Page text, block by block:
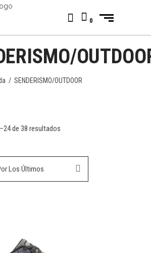
0
/ SENDERISMO/OUTDOOR
de 38 resultados
Los Últimos